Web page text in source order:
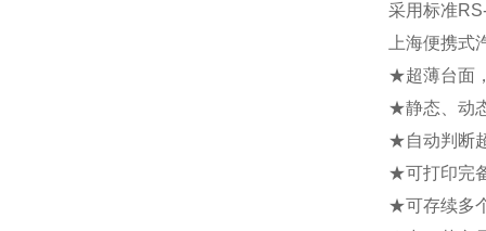
采用标准
上海便携
★超薄台面
★静态、动
★自动判断
★可打印完
★可存续多